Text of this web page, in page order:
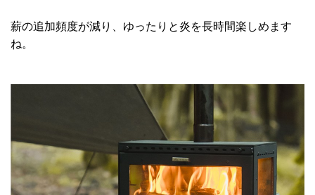
薪の追加頻度が減り、ゆったりと炎を長時間楽しめます
ね。